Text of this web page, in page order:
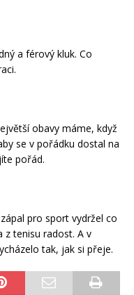
a férový kluk. Co
obavy máme, když
se v pořádku dostal na
pořád.
pro sport vydržel co
z tenisu radost. A v
tak, jak si přeje.